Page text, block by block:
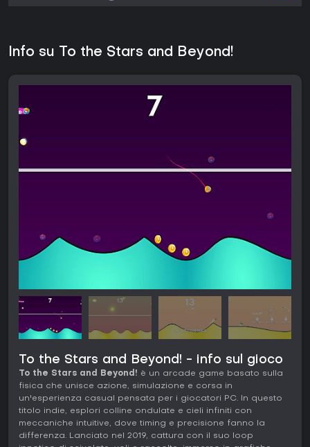
Info su To the Stars and Beyond!
To the Stars and Beyond! - info sul gioco
To the Stars and Beyond! è un arcade game basato sulla
fisica che unisce azione, simulazione e corsa in
un'esperienza casual pensata per i giocatori PC. In questo
titolo indie, esplori colline ondulate e cieli infiniti con
meccaniche intuitive, dove timing e precisione fanno la
differenza. Lanciato nel 2019, cattura con il suo loop